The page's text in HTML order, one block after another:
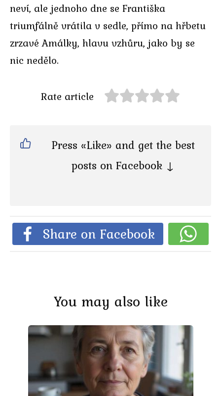
neví, ale jednoho dne se Františka
triumfálně vrátila v sedle, přímo na hřbetu
zrzavé Amálky, hlavu vzhůru, jako by se
nic nedělo.
Rate article
Press «Like» and get the best
posts on Facebook ↓
Share on Facebook
You may also like